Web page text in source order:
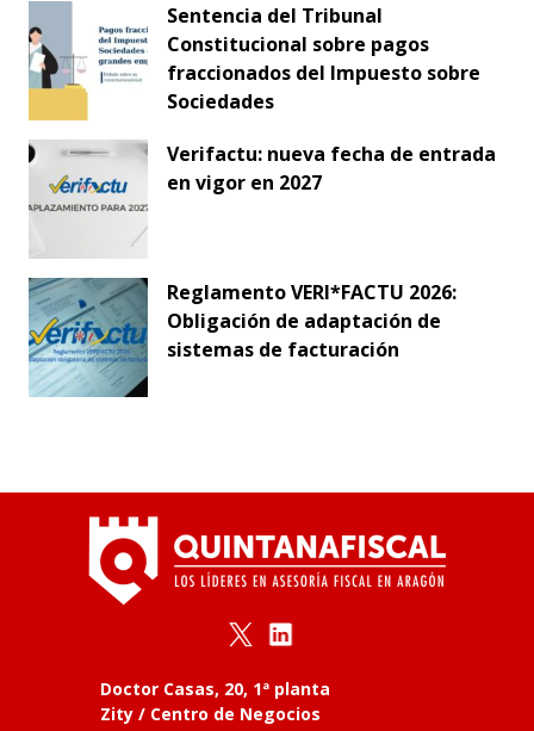
Sentencia del Tribunal
Constitucional sobre pagos
fraccionados del Impuesto sobre
Sociedades
Verifactu: nueva fecha de entrada
en vigor en 2027
Reglamento VERI*FACTU 2026:
Obligación de adaptación de
sistemas de facturación
Doctor Casas, 20, 1ª planta
Zity / Centro de Negocios